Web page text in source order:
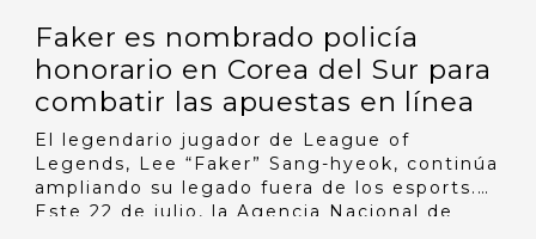
Faker es nombrado policía
honorario en Corea del Sur para
combatir las apuestas en línea
El legendario jugador de League of
Legends, Lee “Faker” Sang-hyeok, continúa
ampliando su legado fuera de los esports.
Este 22 de julio, la Agencia Nacional de